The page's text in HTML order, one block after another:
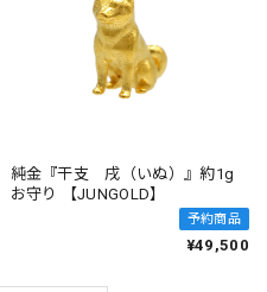
純金『干支 戌（いぬ）』約1g
お守り 【JUNGOLD】
予約商品
¥49,500